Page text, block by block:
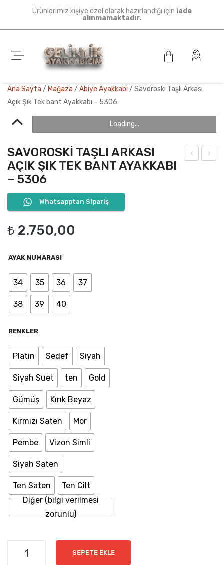
Ürünlerimiz kişiye özel olarak hazırlandığı için iade
alınmamaktadır.
Ana Sayfa / Mağaza / Abiye Ayakkabı / Savoroski Taşlı Arkası
Açık Şık Tek bant Ayakkabı – 5306
Loading...
SAVOROSKI TAŞLI ARKASI
AÇIK ŞIK TEK BANT AYAKKABI
– 5306
Whatsapptan Sipariş
₺ 2.750,00
AYAK NUMARASI
34 35 36 37
38 39 40
RENKLER
Platin Sedef Siyah
Siyah Suet ten Gold
Gümüş Kırık Beyaz
Kırmızı Saten Mor
Pembe Vizon Simli
Siyah Saten
Ten Saten
Ten Cilt
Diğer (bilgi verilmesi
zorunlu)
SEPETE EKLE